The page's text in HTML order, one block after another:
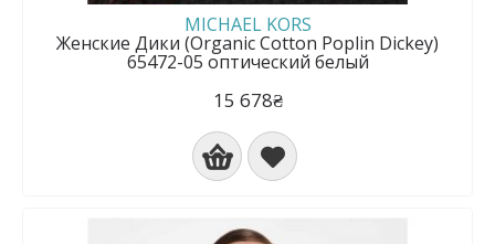
MICHAEL KORS
Женские Дики (Organic Cotton Poplin Dickey)
65472-05 оптический белый
15 678₴